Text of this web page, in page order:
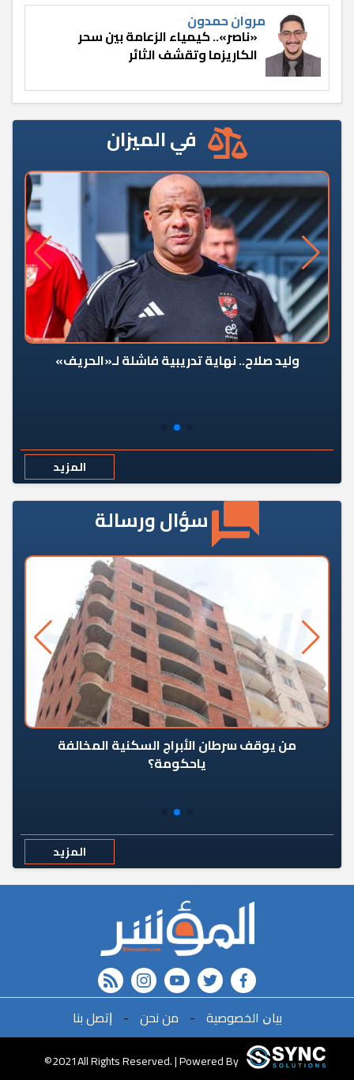
مروان حمدون
«ناصر».. كيمياء الزعامة بين سحر
الكاريزما وتقشف الثائر
في الميزان
وليد صلاح.. نهاية تدريبية فاشلة لـ«الحريف»
المزيد
سؤال ورسالة
من يوقف سرطان الأبراج السكنية المخالفة
ياحكومة؟
المزيد
FACEBOOK
twitter
youtube
instagram
rss feed
ﺑﻴﺎﻥ اﻟﺨﺼﻮﺻﻴﺔ - ﻣﻦ ﻧﺤﻦ - ﺇﺗﺼﻞ ﺑﻨﺎ
©2021All Rights Reserved. | Powered By